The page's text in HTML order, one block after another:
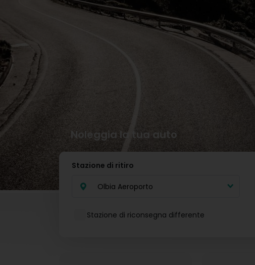
Noleggia la tua auto
Stazione di ritiro
Olbia Aeroporto
Stazione di riconsegna differente